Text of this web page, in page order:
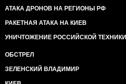
АТАКА ДРОНОВ НА РЕГИОНЫ РФ
РАКЕТНАЯ АТАКА НА КИЕВ
УНИЧТОЖЕНИЕ РОССИЙСКОЙ ТЕХНИКИ
ОБСТРЕЛ
ЗЕЛЕНСКИЙ ВЛАДИМИР